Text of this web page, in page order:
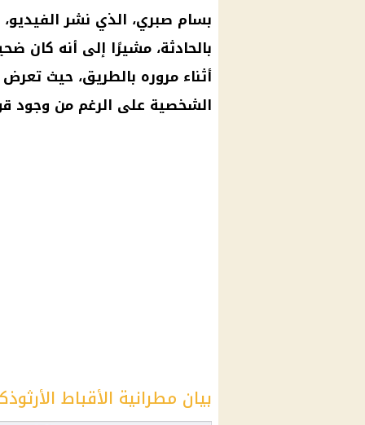
بسام صبري، الذي نشر
بالحادثة، مشيرًا إلى أنه
أثناء مروره بالطريق، حيث
الشخصية على الرغم من وجود
بيان مطرانية الأقباط